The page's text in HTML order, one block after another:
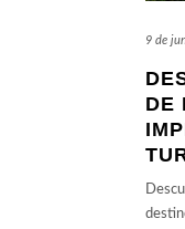
9 de
DE